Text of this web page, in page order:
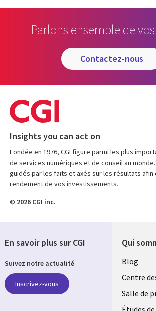
Parlons ensemble de
contactez-nous
Insights you can act on
Fondée en 1976, CGI figure parmi les plus
de services numériques et de conseil au
guidés par les faits et axés sur les résultats afin
rendement de vos investissements.
© 2026 CGI inc.
Qui
Useful
links
Blog
Centre
Salle de
En savoir plus sur CGI
Suivez notre actualité
Inscrivez-vous